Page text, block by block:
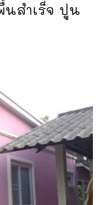
นสำเร็จ ปูน